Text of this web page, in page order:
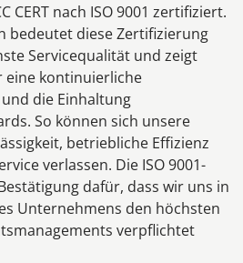
CERT nach ISO 9001 zertifiziert.
bedeutet diese Zertifizierung
Servicequalität und zeigt
eine kontinuierliche
die Einhaltung
So können sich unsere
betriebliche Effizienz
verlassen. Die ISO 9001-
dafür, dass wir uns in
Unternehmens den höchsten
verpflichtet